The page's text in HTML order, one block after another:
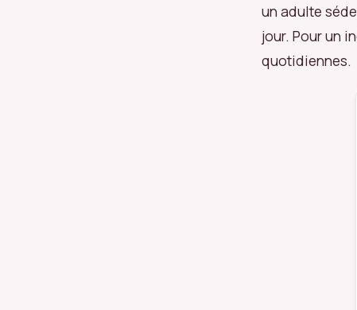
un adulte
jour. Pour un
quotidiennes.